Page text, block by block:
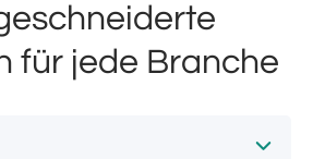
für jede Branche